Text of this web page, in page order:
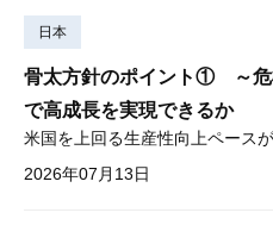
日本
骨太方針のポイント① ～危
で高成長を実現できるか
2026年07月13日